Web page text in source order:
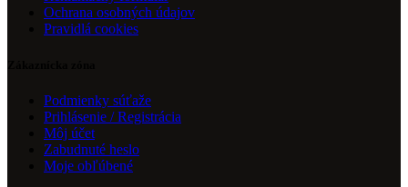
Ochrana osobných údajov
Pravidlá cookies
Podmienky súťaže
Prihlásenie / Registrácia
Môj účet
Zabudnuté heslo
Moje obľúbené